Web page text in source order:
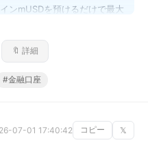
ンmUSDを預けるだけで最大
れるのが最大のポイントで
的に運用され、資金ロック
らに、この口座残高はマスタ
に進化し、これまでの断片化
🔖 詳細
#金融口座
07-01 17:40:42 コピー 𝕏